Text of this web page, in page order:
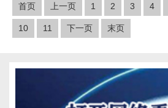
首页 上一页 1 2 3 4
10 11 下一页 末页